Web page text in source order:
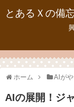
とあるＸの備
興味のまま
ホーム AIが
AIの展開！ジ